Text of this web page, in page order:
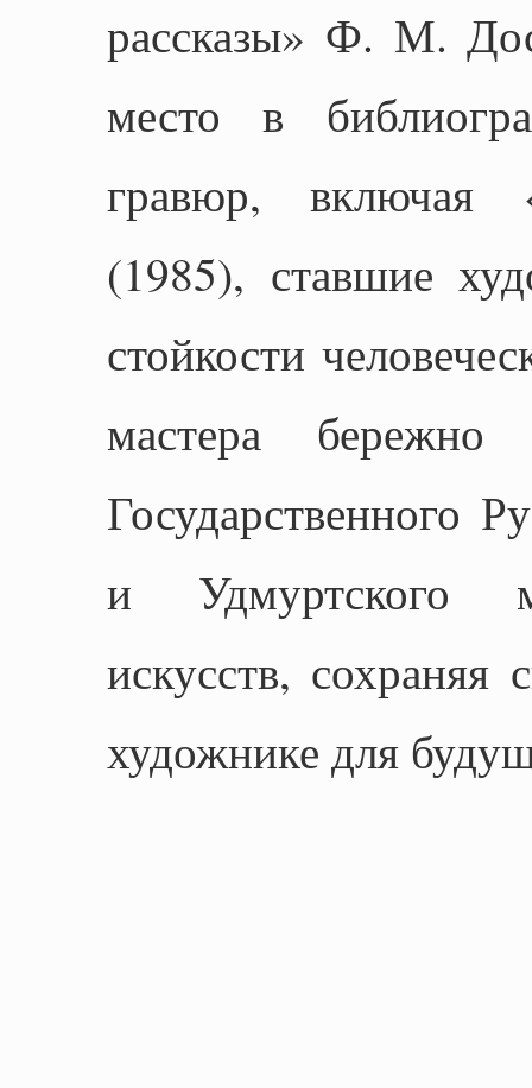
рассказы» Ф. М.
место в
гравюр, включая
(1985), ставшие
стойкости
мастера
Государственного
и Удмуртского
искусств,
художнике для